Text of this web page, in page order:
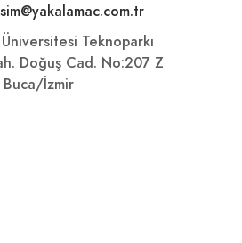
Teknoparkı
Doğuş Cad. No:207 Z
Buca/İzmir